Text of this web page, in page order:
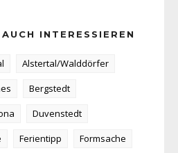
INTERESSIEREN
Alstertal/Walddörfer
Bergstedt
Duvenstedt
Ferientipp
Formsache